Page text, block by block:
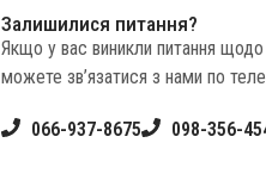
Залишилися питання?
Якщо у вас виникли питання
можете зв’язатися з нами по
066-937-8675 098-356-